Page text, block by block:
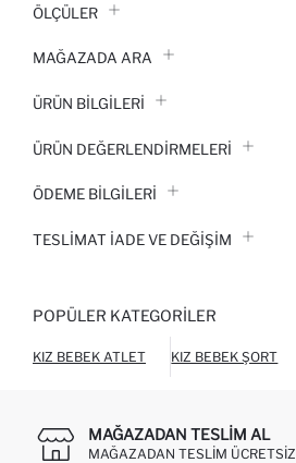
ÖLÇÜLER
MAĞAZADA ARA
ÜRÜN BILGILERI
ÜRÜN DEĞERLENDİRMELERİ
ÖDEME BİLGİLERİ
TESLIMAT İADE VE DEĞIŞIM
POPÜLER KATEGORILER
KIZ BEBEK ATLET KIZ BEBEK ŞORT
MAĞAZADAN TESLIM AL
MAĞAZADAN TESLIM ÜCRETSIZ